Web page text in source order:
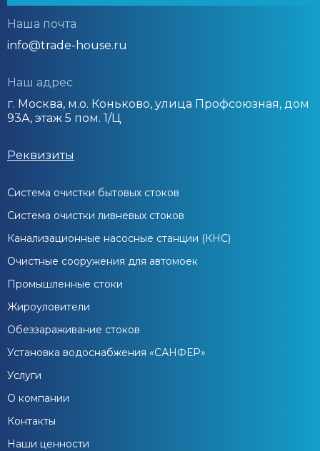
Наша почта
info@trade-house.ru
Наш адрес
г. Москва, м.о. Коньково, улица Профсоюзная, дом
93А, этаж 5 пом. 1/Ц
Реквизиты
Система очистки бытовых стоков
Система очистки ливневых стоков
Канализационные насосные станции (КНС)
Очистные сооружения для автомоек
Промышленные стоки
Жироуловители
Обеззараживание стоков
Установка водоснабжения «САНФЕР»
Услуги
О компании
Контакты
Наши ценности